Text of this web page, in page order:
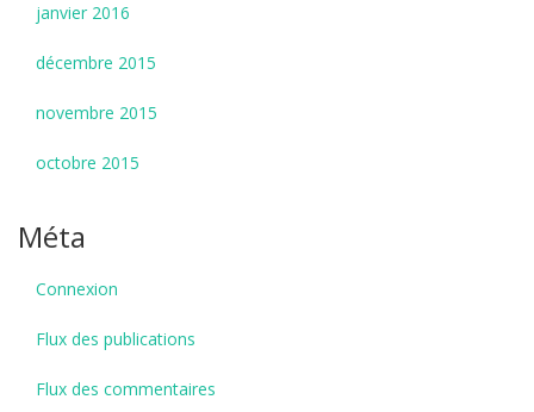
janvier 2016
décembre 2015
novembre 2015
octobre 2015
Méta
Connexion
Flux des publications
Flux des commentaires